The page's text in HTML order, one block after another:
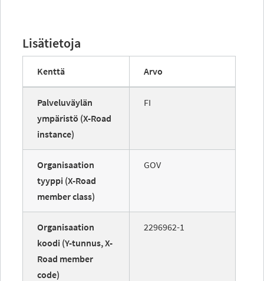
Lisätietoja
Kenttä Arvo
Palveluväylän
ympäristö (X-Road
instance)
FI
Organisaation
tyyppi (X-Road
member class)
GOV
Organisaation
koodi (Y-tunnus, X-
Road member
code)
2296962-1